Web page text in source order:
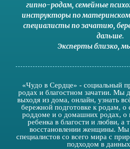
гипно-родам, семейные
инструкторы по
специалисты по зачатию,
дальше.
Эксперты близко,
«Чудо в Сердце» - социальный
родах и благостном зачатии. Мы
выходя из дома, онлайн, узнать
бережной подготовке к родам, о
роддоме и о домашних родах, о
ребенка в благости и любви, а
восстановлении женщины. Мы
специалистов со всего мира с
подходом в